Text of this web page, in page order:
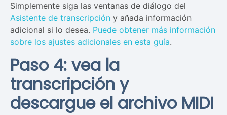
Simplemente siga las ventanas de diálogo del
Asistente de transcripción y añada información
adicional si lo desea. Puede obtener más información
sobre los ajustes adicionales en esta guía.
Paso 4: vea la
transcripción y
descargue el archivo MIDI